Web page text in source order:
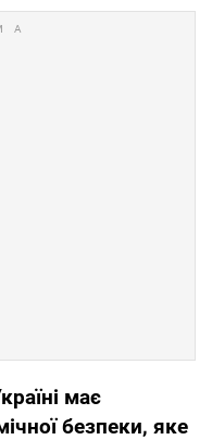
має
безпеки, яке